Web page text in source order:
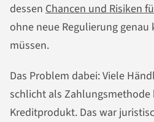
dessen Chancen und Risiken
ohne neue Regulierung
müssen.
Das Problem dabei: Viele
schlicht als
Kreditprodukt. Das war